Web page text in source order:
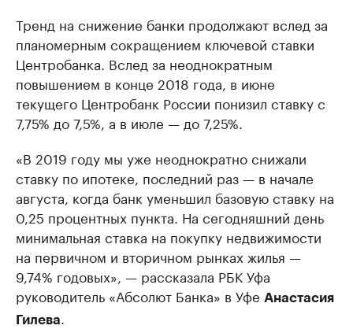
Тренд на снижение банки продолжают вслед за
планомерным сокращением ключевой ставки
Центробанка. Вслед за неоднократным
повышением в конце 2018 года, в июне
текущего Центробанк России понизил ставку с
7,75% до 7,5%, а в июле — до 7,25%.
«В 2019 году мы уже неоднократно снижали
ставку по ипотеке, последний раз — в начале
августа, когда банк уменьшил базовую ставку на
0,25 процентных пункта. На сегодняшний день
минимальная ставка на покупку недвижимости
на первичном и вторичном рынках жилья —
9,74% годовых», — рассказала РБК Уфа
руководитель «Абсолют Банка» в Уфе Анастасия
Гилева.